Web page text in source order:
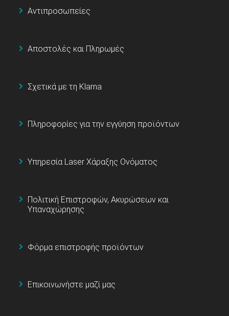
Αντιπροσωπείες
Αποστολές και Πληρωμές
Σχετικά με τη Klarna
Πληροφορίες για την εγγύηση προϊόντων
Υπηρεσία Laser Χάραξης Ονόματος
Πολιτική Επιστροφών, Ακυρώσεων και
Υπαναχώρησης
Φόρμα επιστροφής προϊόντων
Επικοινωνήστε μαζί μας